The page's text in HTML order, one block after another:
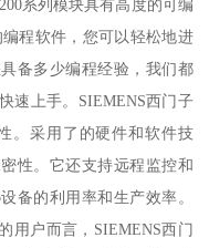
系列模块具有高度的可编
程软件，您可以轻松地进
备多少编程经验，我们都
速上手。SIEMENS西门子
。采用了的硬件和软件技
性。它还支持远程监控和
备的利用率和生产效率。
用户而言，SIEMENS西门